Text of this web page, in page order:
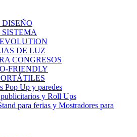
DISEÑO
DE LUZ
CONGRESOS
FRIENDLY
Pop Up y paredes
y Roll Ups
para ferias y Mostradores para